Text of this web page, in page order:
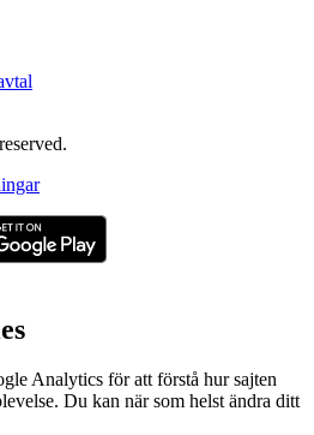
Analytics för att förstå hur sajten
Du kan när som helst ändra ditt